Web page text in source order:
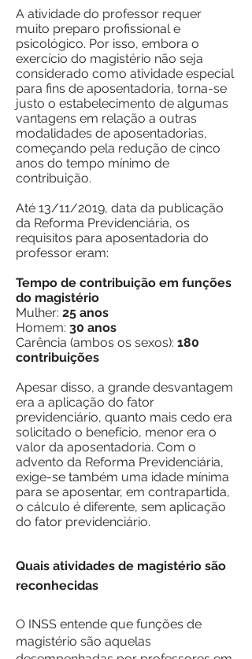
A atividade do professor requer
muito preparo profissional e
psicológico. Por isso, embora o
exercício do magistério não seja
considerado como atividade especial
para fins de aposentadoria, torna-se
justo o estabelecimento de algumas
vantagens em relação a outras
modalidades de aposentadorias,
começando pela redução de cinco
anos do tempo mínimo de
contribuição.
Até 13/11/2019, data da publicação
da Reforma Previdenciária, os
requisitos para aposentadoria do
professor eram:
Tempo de contribuição em funções
do magistério
Mulher: 25 anos
Homem: 30 anos
Carência (ambos os sexos): 180
contribuições
Apesar disso, a grande desvantagem
era a aplicação do fator
previdenciário, quanto mais cedo era
solicitado o benefício, menor era o
valor da aposentadoria. Com o
advento da Reforma Previdenciária,
exige-se também uma idade mínima
para se aposentar, em contrapartida,
o cálculo é diferente, sem aplicação
do fator previdenciário.
Quais atividades de magistério são
reconhecidas
O INSS entende que funções de
magistério são aquelas